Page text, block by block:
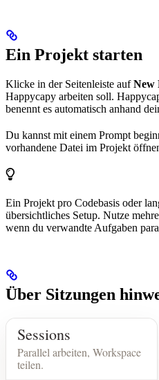
Ein Projekt starten
Klicke in der Seitenleiste aufNew
Happycapy arbeiten soll.
benennt es automatisch anhand
Du kannst mit einem Prompt
vorhandene Datei im Projekt
Ein Projekt pro Codebasis oder
übersichtliches Setup. Nutze
wenn du verwandte Aufgaben
Über Sitzungen
Sessions
Parallel arbeiten, Workspace
teilen.